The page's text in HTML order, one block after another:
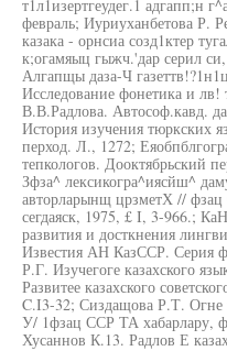
т1л1изертгеудег.1 адгапп;н
февраль; Иуриуханбетова Р.
казака - орнсиа созд1ктер
к;огамяыц гыжч.'дар серил
Алгапщы даза-Ч
Исследование фонетика и лв!
В.В.Радлова. Автософ.кавд.
История изучения тюркских
перход. Л., 1272;
тепкологов. Дооктябрьский
Зфза^ лексикогра^иясйш^
авторларынщ црзметХ //
сегдаяск, 1975, £ I, 3-966.;
развития и досткнения
Известия АН КазССР. Серия
Р.Г. Изучегоге казахского
Развитее казахского
C.I3-32; Сиздащова Р.Т. Огне
У/ 1фзац ССР ТА хабарлару,
Хусаннов К.13. Радлов Е